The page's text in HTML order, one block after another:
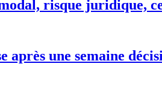
risque juridique,
une semaine